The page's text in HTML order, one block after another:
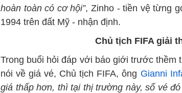
hoàn toàn có cơ hội”, Zinho - tiền vệ từng
1994 trên đất Mỹ - nhận định.
Chủ tịch FIFA giải
Trong buổi hỏi đáp với báo giới trước thềm
nói về giá vé, Chủ tịch FIFA, ông Gianni
giá thấp hơn, thì tại thị trường này, số vé